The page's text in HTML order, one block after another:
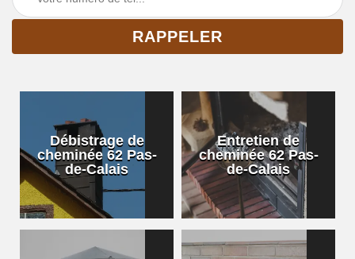
Débistrage de
cheminée 62 Pas-
de-Calais
Entretien de
cheminée 62 Pas-
de-Calais